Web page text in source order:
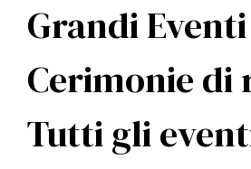
Grandi Eventi
Cerimonie di
Tutti gli